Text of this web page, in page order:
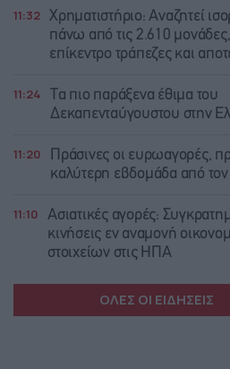
11:32 Χρηματιστήριο: Αναζητεί
πάνω από τις 2.610
επίκεντρο τράπεζες και
11:24
Τα πιο παράξενα έθιμα του
Δεκαπενταύγουστου στην
11:20
Πράσινες οι ευρωαγορές,
καλύτερη εβδομάδα από τον
11:10
Ασιατικές αγορές:
κινήσεις εν αναμονή
στοιχείων στις ΗΠΑ
ΟΛΕΣ ΟΙ ΕΙΔΗΣΕΙΣ